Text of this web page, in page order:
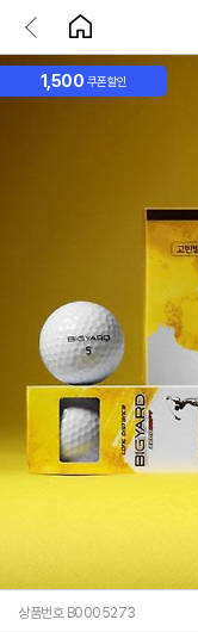
1,500 쿠폰할인
상품번호 B0005273